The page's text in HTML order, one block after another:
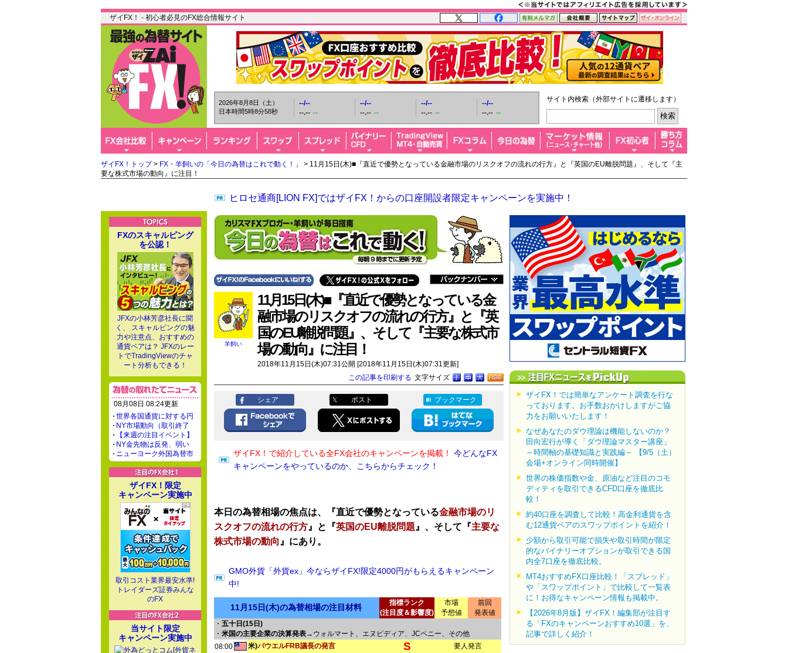
ザイFX！ - 初心者必見のFX総合情報サイト
2026年8月8日（土）
日本時間5時8分59秒
--/--
--.-- --
--/--
--.-- --
--/--
--.-- --
--/--
--.-- --
サイト内検索（外部サイトに遷移します）
ザイFX！トップ> FX・羊飼いの「今日の為替はこれで動く！」
> 11月15日(木)■『直近で優勢となっている金融市場のリスクオフの流れの行方』と『英国のEU離脱問題』、そして『主
要な株式市場の動向』に注目！
ヒロセ通商[LION FX]ではザイFX！からの口座開設者限定キャンペーンを実施中！
羊飼い
11月15日(木)■『直近で優勢となっている金
融市場のリスクオフの流れの行方』と『英
国のEU離脱問題』、そして『主要な株式市
場の動向』に注目！
2018年11月15日(木)07:31公開 [2018年11月15日(木)07:31更新]
文字サイズ
この記事を印刷する
シェア ポスト ブックマーク
ザイFX！で紹介している全FX会社のキャンペーンを掲載！
今どんなFX
キャンペーンをやっているのか、こちらからチェック！
本日の為替相場の焦点は、『直近で優勢となっている金融市場のリ
スクオフの流れの行方 』と『英国のEU離脱問題 』、そして『主要な
株式市場の動向 』にあり。
GMO外貨「外貨ex」今ならザイFX!限定4000円がもらえるキャンペーン
中!
11月15日(木)の為替相場の注目材料
指標ランク
(注目度＆影響度)
市場
予想値
前回
発表値
・ 五十日(15日)
・ 米国の主要企業の決算発表→ウォルマート、エヌビディア、JCペニー、その他
08:00
米)パウエルFRB議長の発言 S 要人発言
ザイFX！では簡単なアンケート調査を行な
っております。お手数おかけしますがご協
力をお願いいたします！
なぜあなたのダウ理論は機能しないのか？
田向宏行が導く「ダウ理論マスター講座」
～時間軸の基礎知識と実践編～ 【9/5（土）
会場+オンライン同時開催】
世界の株価指数や金、原油など注目のコモ
ディティを取引できるCFD口座を徹底比
較！
約40口座を調査して比較！高金利通貨を含
む12通貨ペアのスワップポイントを紹介！
少額から取引可能で損失や取引時間が限定
的なバイナリーオプションが取引できる国
内全7口座を徹底比較。
MT4おすすめFX口座比較！「スプレッド」
や「スワップポイント」で比較して一覧表
に！お得なキャンペーン情報も掲載中。
【2026年8月版】ザイFX！編集部が注目す
る「FXのキャンペーンおすすめ10選」を、
記事で詳しく紹介！
FXのスキャルピング
を公認！
JFXの小林芳彦社長に聞
く、 スキャルピングの魅
力や注意点、おすすめの
通貨ペアは？ JFXのレー
トでTradingViewのチャ
ート分析もできる！
08月08日 08:24更新
世界各国通貨に対する円
NY市場動向（取引終了
【来週の注目イベント】
NY金先物は反発、弱い
ニューヨーク外国為替市
ザイFX！限定
キャンペーン実施中
取引コスト業界最安水準!
トレイダーズ証券みんな
のFX
当サイト限定
キャンペーン実施中